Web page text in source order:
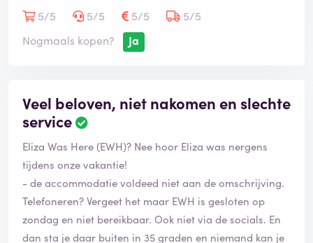
5/5
5/5 5/5
5/5
Nogmaals kopen?
Ja
Veel beloven, niet nakomen en slechte
service
Eliza Was Here (EWH)? Nee hoor Eliza was nergens
tijdens onze vakantie!
- de accommodatie voldeed niet aan de omschrijving.
Telefoneren? Vergeet het maar EWH is gesloten op
zondag en niet bereikbaar. Ook niet via de socials. En
dan sta je daar buiten in 35 graden en niemand kan je